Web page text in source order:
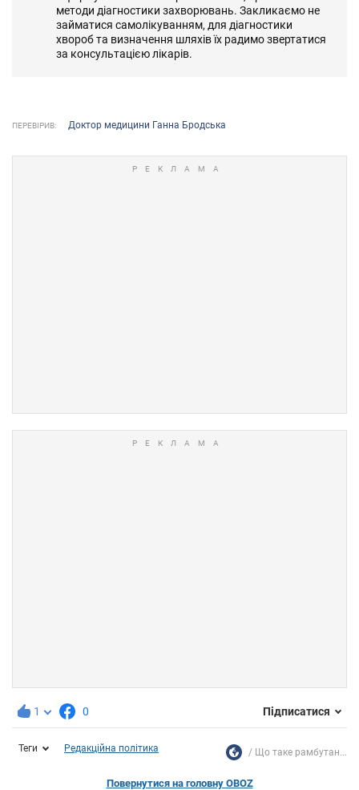
методи діагностики захворювань. Закликаємо не
займатися самолікуванням, для діагностики
хвороб та визначення шляхів їх радимо звертатися
за консультацією лікарів.
ПЕРЕВІРИВ: Доктор медицини Ганна Бродська
1 0 Підписатися
Теги Редакційна політика Що таке рамбутан...
Повернутися на головну OBOZ